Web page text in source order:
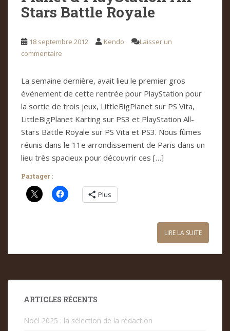
Stars Battle Royale
18 septembre 2012 Kendo
Laisser un
commentaire
La semaine dernière, avait lieu le premier gros
événement de cette rentrée pour PlayStation pour
la sortie de trois jeux, LittleBigPlanet sur PS Vita,
LittleBigPlanet Karting sur PS3 et PlayStation All-
Stars Battle Royale sur PS Vita et PS3. Nous fûmes
réunis dans le 11e arrondissement de Paris dans un
lieu très spacieux pour découvrir ces […]
Partager :
Plus
LIRE LA SUITE
ARTICLES RÉCENTS
Noël 2025 : la sélection de la rédaction